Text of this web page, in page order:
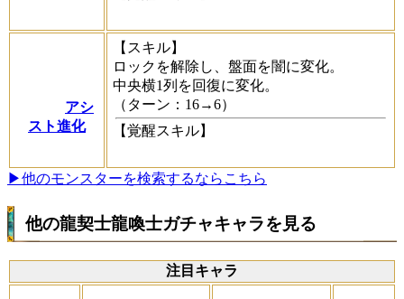
アシ
スト進化
【スキル】
ロックを解除し、盤面を闇に変化。
中央横1列を回復に変化。
（ターン：16→6）
【覚醒スキル】
▶他のモンスターを検索するならこちら
他の龍契士龍喚士ガチャキャラを見る
注目キャラ